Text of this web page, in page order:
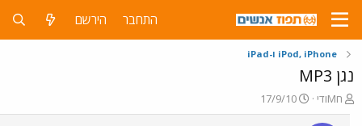
התחבר הירשם
iPod, iPhone ו-iPad
נגן MP3
פ
ו
חMודי
פ
ו
17/9/10